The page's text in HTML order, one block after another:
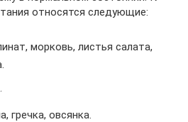
относятся следующие:
морковь, листья салата,
гречка, овсянка.